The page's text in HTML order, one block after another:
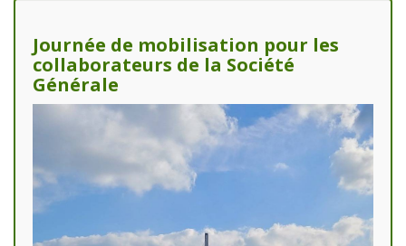
Journée de mobilisation pour les
collaborateurs de la Société
Générale